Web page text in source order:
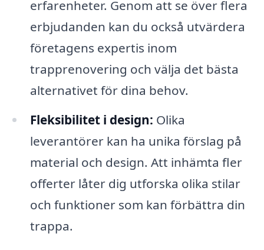
erfarenheter. Genom att se över flera
erbjudanden kan du också utvärdera
företagens expertis inom
trapprenovering och välja det bästa
alternativet för dina behov.
Fleksibilitet i design: Olika
leverantörer kan ha unika förslag på
material och design. Att inhämta fler
offerter låter dig utforska olika stilar
och funktioner som kan förbättra din
trappa.